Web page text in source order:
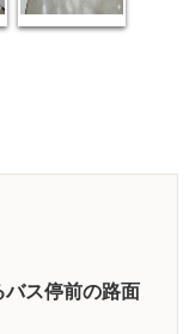
ス停前の路面